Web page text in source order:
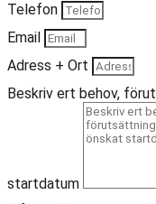
Telefon
Email
Adress + Ort
Beskriv ert behov,
startdatum